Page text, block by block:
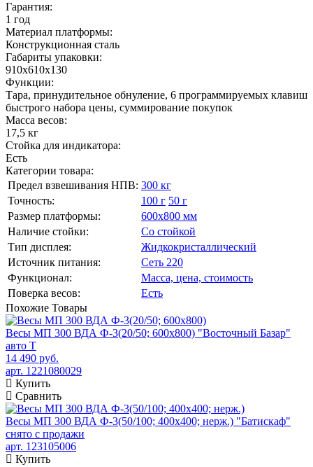
Гарантия:
1 год
Материал платформы:
Конструкционная сталь
Габариты упаковки:
910х610х130
Функции:
Тара, принудительное обнуление, 6 программируемых клавиш
быстрого набора цены, суммирование покупок
Масса весов:
17,5 кг
Стойка для индикатора:
Есть
Категории товара:
Предел взвешивания НПВ: 300 кг
Точность:
100 г 50 г
Размер платформы:
600х800 мм
Наличие стойки:
Со стойкой
Тип дисплея:
Жидкокристаллический
Источник питания:
Сеть 220
Функционал:
Масса, цена, стоимость
Поверка весов:
Есть
Похожие Товары
Весы МП 300 ВДА Ф-3(20/50; 600х800) "Восточный Базар"
авто Т
14 490 руб.
арт. 1221080029
Купить
Сравнить
Весы МП 300 ВДА Ф-3(50/100; 400х400; нерж.) "Батискаф"
снято с продажи
арт. 123105006
Купить